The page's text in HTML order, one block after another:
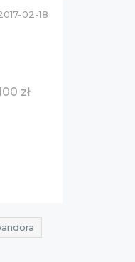
02-18
zł